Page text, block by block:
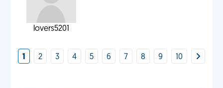
lovers5201
1 2 3 4 5 6 7 8 9 10